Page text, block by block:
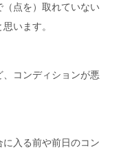
点を）取れていない
います。
コンディションが悪
入る前や前日のコン